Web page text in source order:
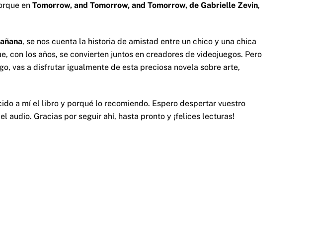
en Tomorrow, and Tomorrow, and Tomorrow, de Gabrielle Zevin,
, se nos cuenta la historia de amistad entre un chico y una chica
con los años, se convierten juntos en creadores de videojuegos. Pero
vas a disfrutar igualmente de esta preciosa novela sobre arte,
a mí el libro y porqué lo recomiendo. Espero despertar vuestro
audio. Gracias por seguir ahí, hasta pronto y ¡felices lecturas!